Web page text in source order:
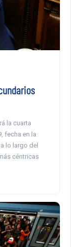
la cuarta
fecha en la
lo largo del
céntricas